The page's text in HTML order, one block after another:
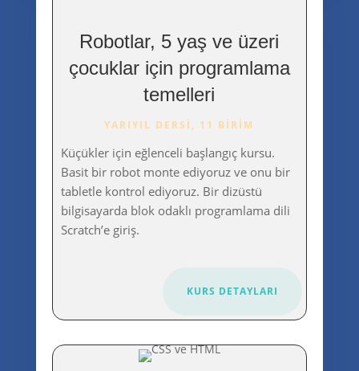
Robotlar, 5 yaş ve üzeri
çocuklar için programlama
temelleri
YARIYIL DERSI, 11 BIRIM
Küçükler için eğlenceli başlangıç kursu.
Basit bir robot monte ediyoruz ve onu bir
tabletle kontrol ediyoruz. Bir dizüstü
bilgisayarda blok odaklı programlama dili
Scratch’e giriş.
KURS DETAYLARI